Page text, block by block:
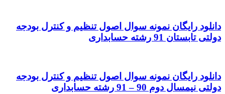
دانلود رایگان نمونه سوال اصول تنظیم و کنترل بودجه
دولتی تابستان 91 رشته حسابداری
دانلود رایگان نمونه سوال اصول تنظیم و کنترل بودجه
دولتی نیمسال دوم 90 – 91 رشته حسابداری